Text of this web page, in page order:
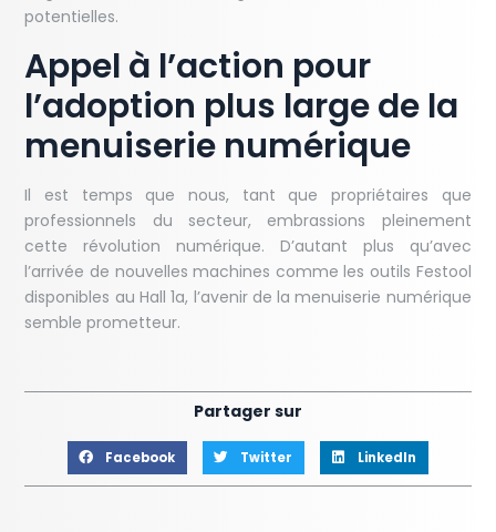
potentielles.
Appel à l’action pour
l’adoption plus large de la
menuiserie numérique
Il est temps que nous, tant que propriétaires que
professionnels du secteur, embrassions pleinement
cette révolution numérique. D’autant plus qu’avec
l’arrivée de nouvelles machines comme les outils Festool
disponibles au Hall 1a, l’avenir de la menuiserie numérique
semble prometteur.
Partager sur
Facebook Twitter LinkedIn